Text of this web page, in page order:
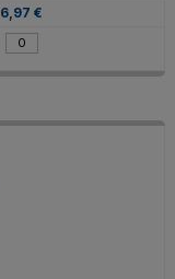
6,97 €